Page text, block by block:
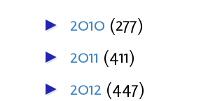
► 2010 (277)
► 2011 (411)
► 2012 (447)